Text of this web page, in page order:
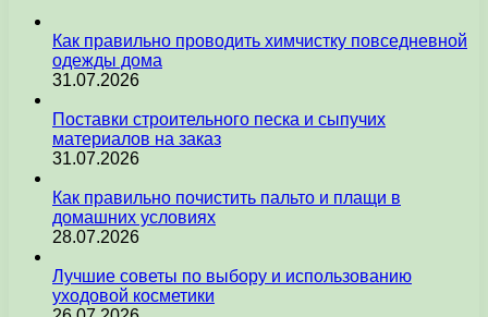
Как правильно проводить химчистку повседневной
одежды дома
31.07.2026
Поставки строительного песка и сыпучих
материалов на заказ
31.07.2026
Как правильно почистить пальто и плащи в
домашних условиях
28.07.2026
Лучшие советы по выбору и использованию
уходовой косметики